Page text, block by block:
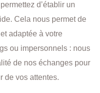
d’établir un
Cela nous permet de
adaptée à votre
ou impersonnels : nous
de nos échanges pour
de vos attentes.